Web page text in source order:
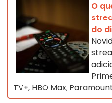
O
do
TV+, HBO Max,